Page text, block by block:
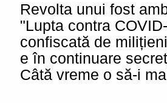
Revolta unui fost
"Lupta contra
confiscată de
e în continuare
Câtă vreme o să-i